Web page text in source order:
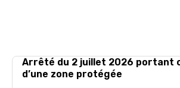
Arrêté du 2 juillet 2026 portant
d’une zone protégée